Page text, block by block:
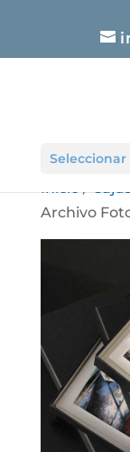
Inicio/
Archivo